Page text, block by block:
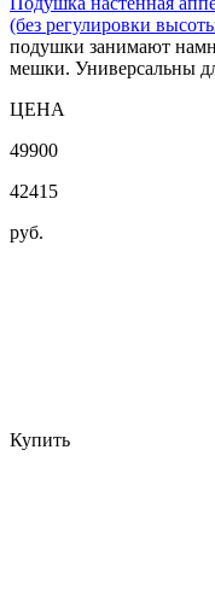
(без регулировки
подушки занимают
мешки. Универсальны
ЦЕНА
49900
42415
руб.
Купить